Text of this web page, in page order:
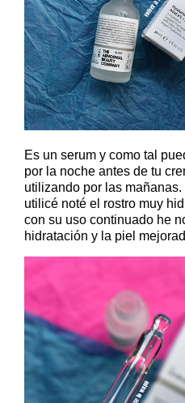
Es un serum y como tal
por la noche antes de tu
utilizando por las
utilicé noté el rostro muy
con su uso continuado he
hidratación y la piel